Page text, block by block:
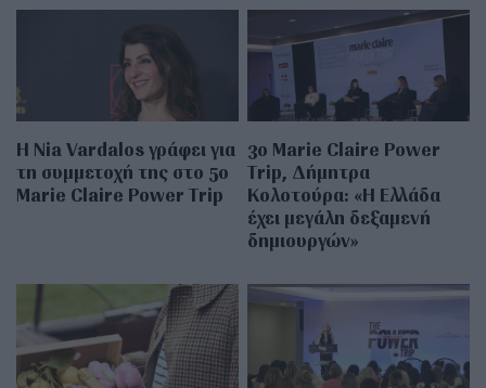
Η Nia Vardalos γράφει για
τη συμμετοχή της στο 5ο
Marie Claire Power Trip
3ο Marie Claire Power
Trip, Δήμητρα
Κολοτούρα: «Η Ελλάδα
έχει μεγάλη δεξαμενή
δημιουργών»